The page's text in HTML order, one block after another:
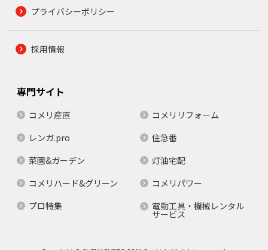
プライバシーポリシー
採用情報
専門サイト
コメリ産直
コメリリフォーム
レンガ.pro
住急番
菜園&ガーデン
灯油宅配
コメリハード&グリーン
コメリパワー
プロ特集
電動工具・機械レンタル
サービス